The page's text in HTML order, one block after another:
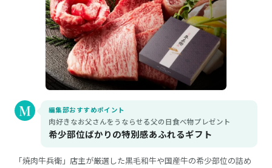
編集部おすすめポイント
肉好きなお父さんをうならせる父の日食べ物プレゼント
希少部位ばかりの特別感あふれるギフト
「焼肉牛兵衛」店主が厳選した黒毛和牛や国産牛の希少部位の詰め